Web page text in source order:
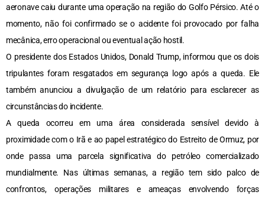
aeronave caiu durante uma operação na região do Golfo Pérsico. Até o
momento, não foi confirmado se o acidente foi provocado por falha
mecânica, erro operacional ou eventual ação hostil.
O presidente dos Estados Unidos, Donald Trump, informou que os dois
tripulantes foram resgatados em segurança logo após a queda. Ele
também anunciou a divulgação de um relatório para esclarecer as
circunstâncias do incidente.
A queda ocorreu em uma área considerada sensível devido à
proximidade com o Irã e ao papel estratégico do Estreito de Ormuz, por
onde passa uma parcela significativa do petróleo comercializado
mundialmente. Nas últimas semanas, a região tem sido palco de
confrontos, operações militares e ameaças envolvendo forças